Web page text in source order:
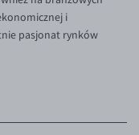
i
pasjonat rynków